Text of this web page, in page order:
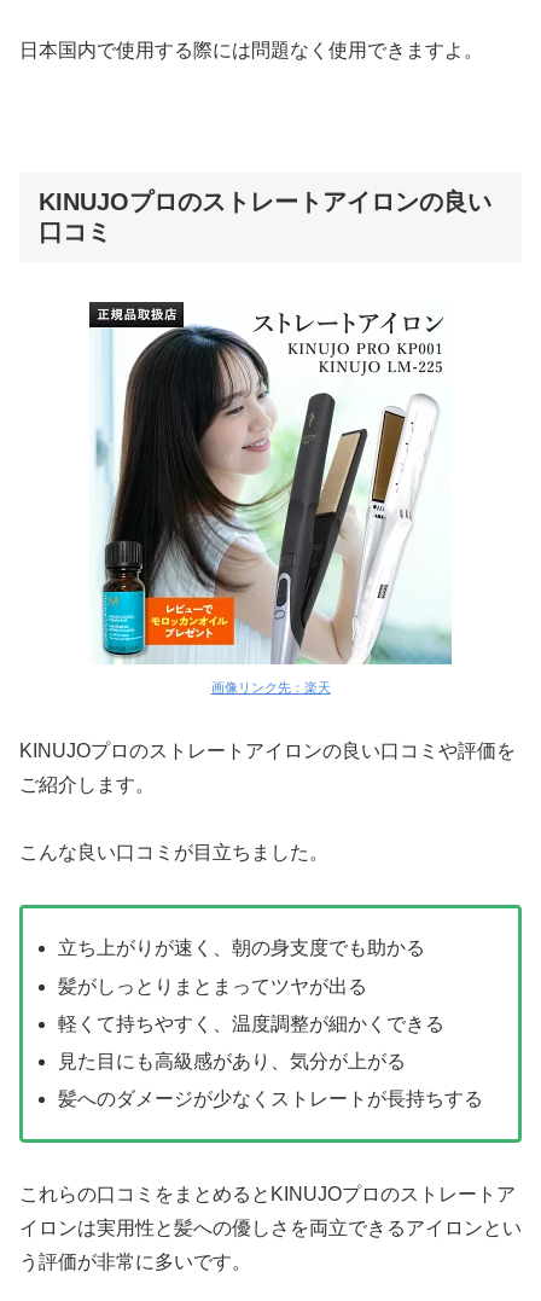
日本国内で使用する際には問題なく使用できますよ。
KINUJOプロのストレートアイロンの良い
口コミ
画像リンク先：楽天
KINUJOプロのストレートアイロンの良い口コミや評価を
ご紹介します。
こんな良い口コミが目立ちました。
立ち上がりが速く、朝の身支度でも助かる
髪がしっとりまとまってツヤが出る
軽くて持ちやすく、温度調整が細かくできる
見た目にも高級感があり、気分が上がる
髪へのダメージが少なくストレートが長持ちする
これらの口コミをまとめるとKINUJOプロのストレートア
イロンは実用性と髪への優しさを両立できるアイロンとい
う評価が非常に多いです。